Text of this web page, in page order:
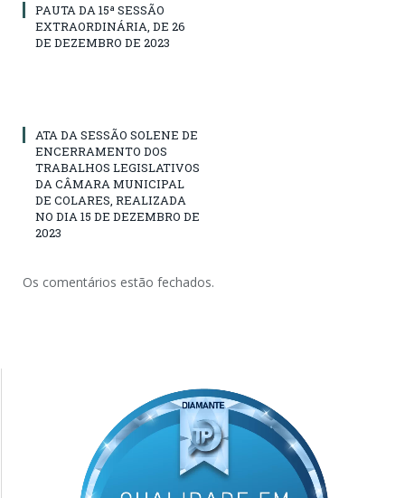
PAUTA DA 15ª SESSÃO
EXTRAORDINÁRIA, DE 26
DE DEZEMBRO DE 2023
ATA DA SESSÃO SOLENE DE
ENCERRAMENTO DOS
TRABALHOS LEGISLATIVOS
DA CÂMARA MUNICIPAL
DE COLARES, REALIZADA
NO DIA 15 DE DEZEMBRO DE
2023
Os comentários estão fechados.